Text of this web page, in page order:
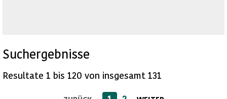
Suchergebnisse
Resultate 1 bis 120 von insgesamt 131